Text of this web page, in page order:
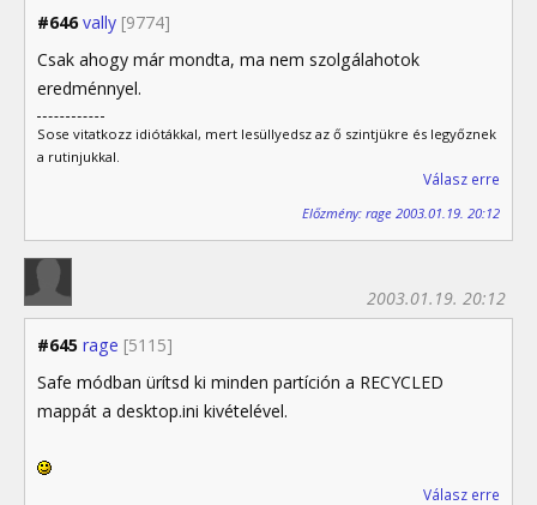
#646 vally [9774]
Csak ahogy már mondta, ma nem szolgálahotok
eredménnyel.
Sose vitatkozz idiótákkal, mert lesüllyedsz az ő szintjükre és legyőznek
a rutinjukkal.
Válasz erre
Előzmény: rage 2003.01.19. 20:12
#645 rage [5115]
2003.01.19. 20:12
Safe módban ürítsd ki minden partíción a RECYCLED
mappát a desktop.ini kivételével.
Válasz erre